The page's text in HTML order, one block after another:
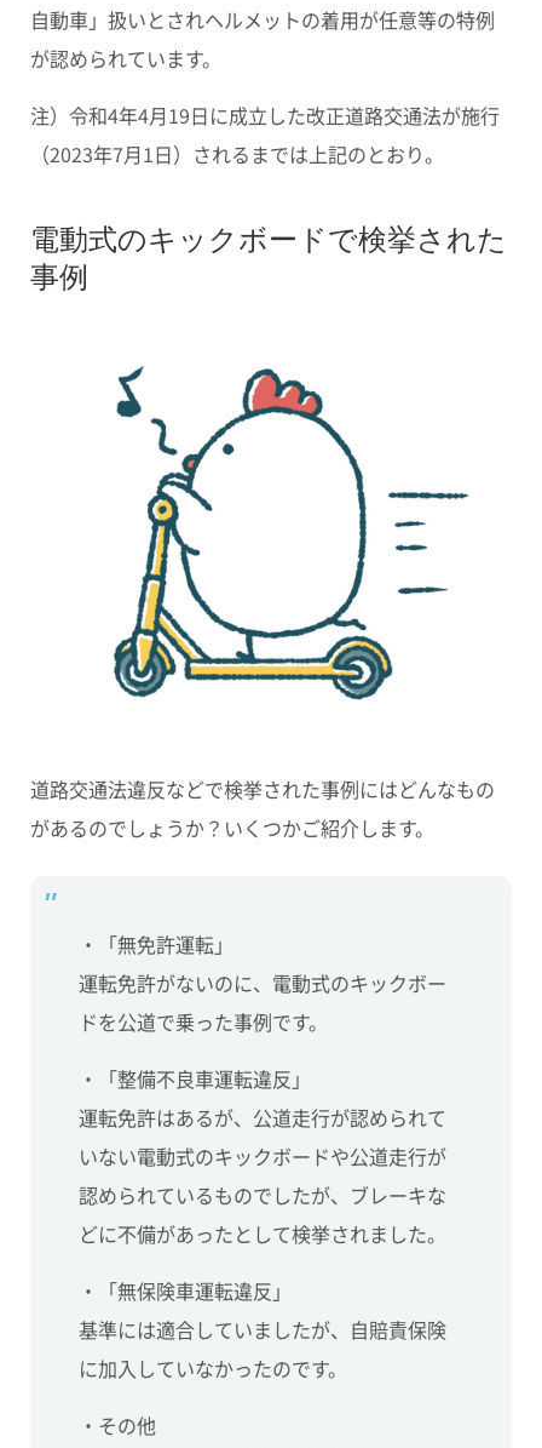
自動車」扱いとされヘルメットの着用が任意等の特例
が認められています。
注）令和4年4月19日に成立した改正道路交通法が施行
（2023年7月1日）されるまでは上記のとおり。
電動式のキックボードで検挙された
事例
道路交通法違反などで検挙された事例にはどんなもの
があるのでしょうか？いくつかご紹介します。
・
「無免許運転」
運転免許がないのに、電動式のキックボー
ドを公道で乗った事例です。
・
「整備不良車運転違反」
運転免許はあるが、公道走行が認められて
いない電動式のキックボードや公道走行が
認められているものでしたが、ブレーキな
どに不備があったとして検挙されました。
・
「無保険車運転違反」
基準には適合していましたが、自賠責保険
に加入していなかったのです。
・その他